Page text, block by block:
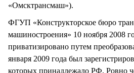
«Омсктрансмаш»).
ФГУП «Конструкторское бюро
машиностроения» 10 ноября 2008
приватизировано путем
января 2009 года был
которых принадлежало РФ. Ровно